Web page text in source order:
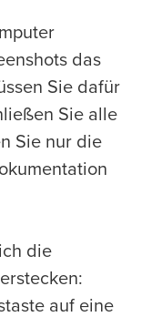
das
Sie dafür
Sie alle
Sie nur die
die
auf eine